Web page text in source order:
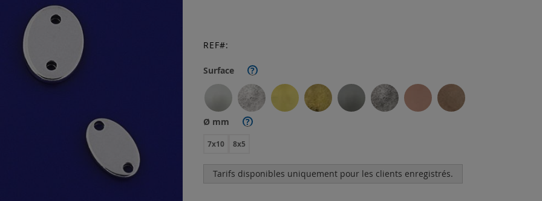
Surface ?
Ø mm ?
7x10 8x5
Tarifs disponibles uniquement pour les clients enregistrés.
REF